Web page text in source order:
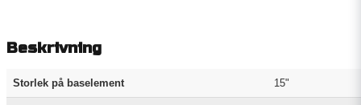
Beskrivning
Storlek på baselement 15"